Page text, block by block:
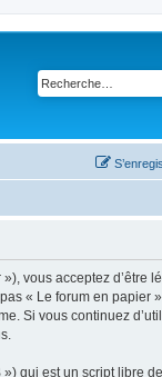
vous acceptez d’être
« Le forum en papier
Si vous continuez
qui est un script libre